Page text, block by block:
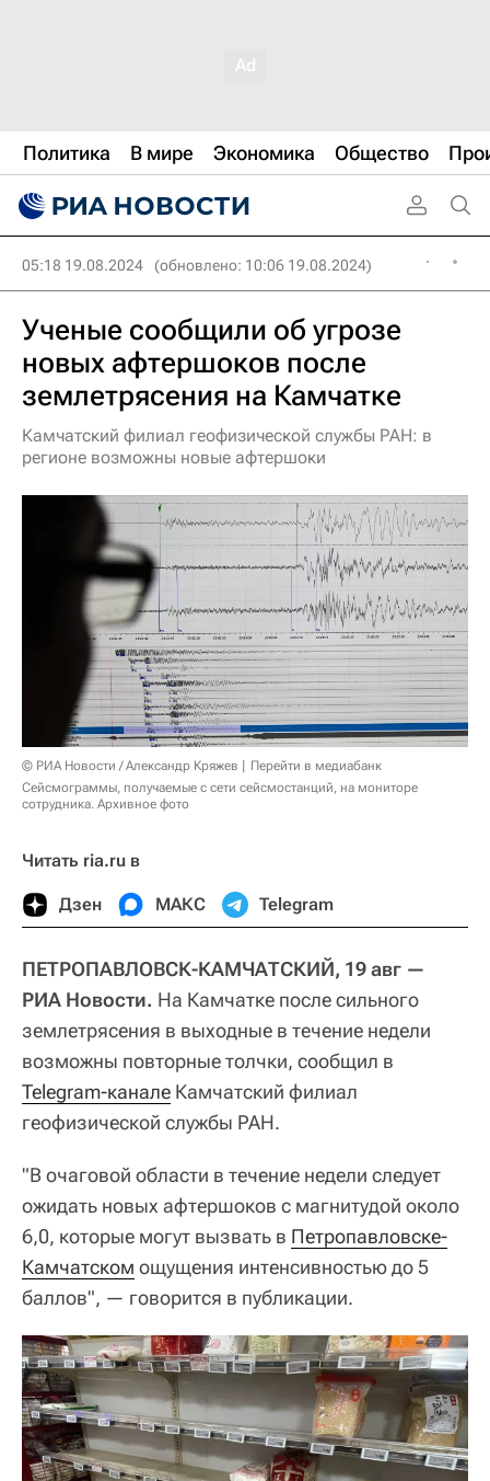
Политика В мире Экономика Общество
05:18 19.08.2024 (обновлено: 10:06 19.08.2024)
Ученые сообщили об угрозе
новых афтершоков после
землетрясения на Камчатке
Камчатский филиал геофизической службы РАН: в
регионе возможны новые афтершоки
© РИА Новости / Александр Кряжев
Перейти в медиабанк
Сейсмограммы, получаемые с сети сейсмостанций, на мониторе
сотрудника. Архивное фото
Читать ria.ru в
Дзен МАКС Telegram
ПЕТРОПАВЛОВСК-КАМЧАТСКИЙ, 19 авг —
РИА Новости. На Камчатке после сильного
землетрясения в выходные в течение недели
возможны повторные толчки, сообщил в
Telegram-канале Камчатский филиал
геофизической службы РАН.
"В очаговой области в течение недели следует
ожидать новых афтершоков с магнитудой около
6,0, которые могут вызвать в Петропавловске-
Камчатском ощущения интенсивностью до 5
баллов", — говорится в публикации.